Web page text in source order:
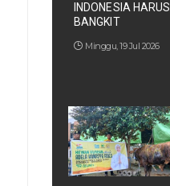
INDONESIA HARUS
BANGKIT
Minggu, 19 Jul 2026